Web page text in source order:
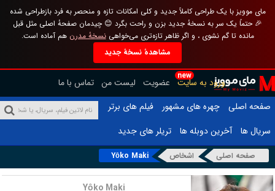
مای موویز با یک طراحی کاملاً جدید و کلی امکانات تازه و منحصر به فرد بازطراحی شده
🎉 حتماً یک سر به نسخهٔ جدید بزن و راحت بگرد 😊 چیدمان صفحهٔ اصلی مثل قبل
مانده تا گم نشوی ، و اگر ظاهر تازه‌تری می‌خواهینسخهٔ مدرن هم آماده است.
مشاهدهٔ نسخهٔ جدید
new
ورود به سایت عضویت لیست من تماس با ما
صفحه اصلی
چهره های مشهور
فیلم های برتر
سریال ها
آخرین دوبله ها تریلر های جدید
صفحه اصلی اشخاص Yôko Maki
نام : Yôko Maki